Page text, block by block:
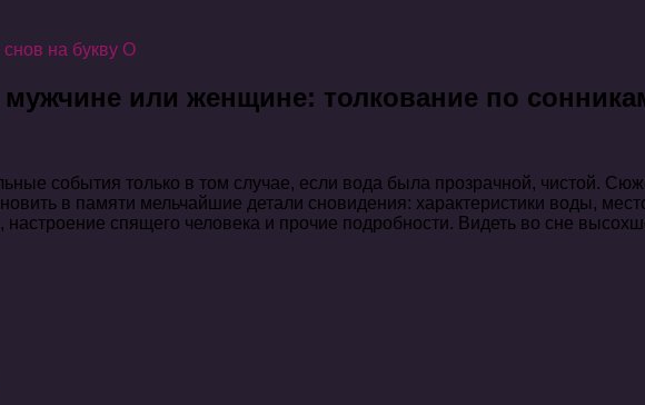
на букву О
мужчине или женщине: толкование по
события только в том случае, если вода была прозрачной, чистой.
в памяти мельчайшие детали сновидения: характеристики воды,
спящего человека и прочие подробности. Видеть во сне